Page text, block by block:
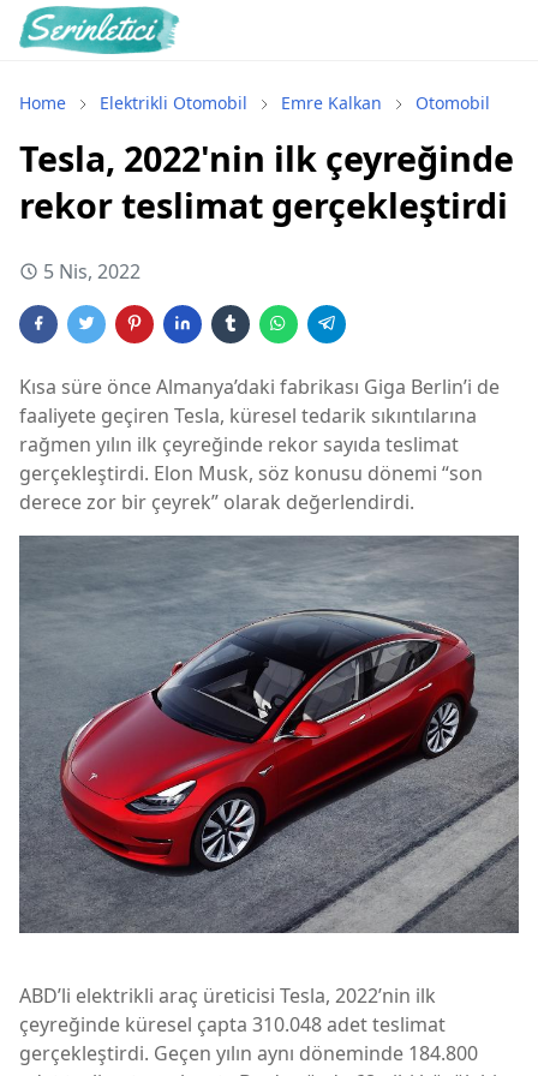
Home Elektrikli Otomobil Emre Kalkan Otomobil
Tesla, 2022'nin ilk çeyreğinde
rekor teslimat gerçekleştirdi
5 Nis, 2022
Kısa süre önce Almanya’daki fabrikası Giga Berlin’i de
faaliyete geçiren Tesla, küresel tedarik sıkıntılarına
rağmen yılın ilk çeyreğinde rekor sayıda teslimat
gerçekleştirdi. Elon Musk, söz konusu dönemi “son
derece zor bir çeyrek” olarak değerlendirdi.
ABD’li elektrikli araç üreticisi Tesla, 2022’nin ilk
çeyreğinde küresel çapta 310.048 adet teslimat
gerçekleştirdi. Geçen yılın aynı döneminde 184.800